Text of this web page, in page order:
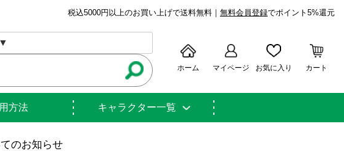
税込5000円以上のお買い上げで送料無料｜ 無料会員登録でポイント5%還元
ホーム マイページ お気に入り カート
方法 キャラクター一覧
のお知らせ